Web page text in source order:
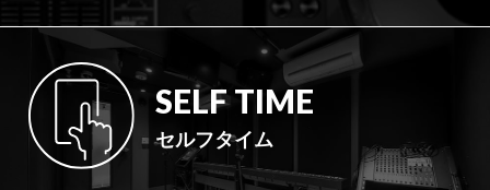
SELF TIME
セルフタイム